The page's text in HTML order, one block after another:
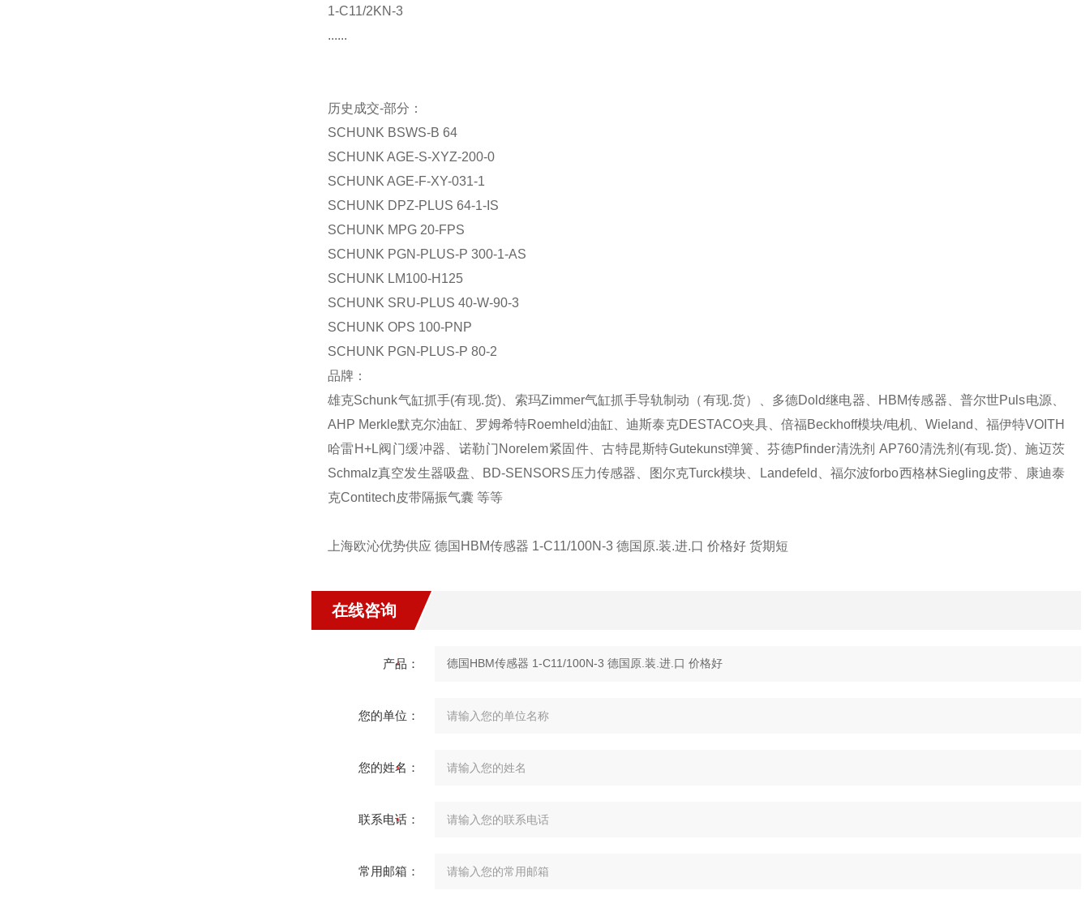
1-C11/2KN-3
......
历史成交-部分：
SCHUNK BSWS-B 64
SCHUNK AGE-S-XYZ-200-0
SCHUNK AGE-F-XY-031-1
SCHUNK DPZ-PLUS 64-1-IS
SCHUNK MPG 20-FPS
SCHUNK PGN-PLUS-P 300-1-AS
SCHUNK LM100-H125
SCHUNK SRU-PLUS 40-W-90-3
SCHUNK OPS 100-PNP
SCHUNK PGN-PLUS-P 80-2
品牌：
雄克Schunk气缸抓手(有现.货)、索玛Zimmer气缸抓手导轨制动（有现.货）、多德Dold继电器、HBM传感器、普尔世Puls电源、
AHP Merkle默克尔油缸、罗姆希特Roemheld油缸、迪斯泰克DESTACO夹具、倍福Beckhoff模块/电机、Wieland、福伊特VOITH
哈雷H+L阀门缓冲器、诺勒门Norelem紧固件、古特昆斯特Gutekunst弹簧、芬德Pfinder清洗剂 AP760清洗剂(有现.货)、施迈茨
Schmalz真空发生器吸盘、BD-SENSORS压力传感器、图尔克Turck模块、Landefeld、福尔波forbo西格林Siegling皮带、康迪泰
克Contitech皮带隔振气囊 等等
上海欧沁优势供应 德国HBM传感器 1-C11/100N-3 德国原.装.进.口 价格好 货期短
在线咨询
产品：
您的单位：
您的姓名：
联系电话：
常用邮箱：